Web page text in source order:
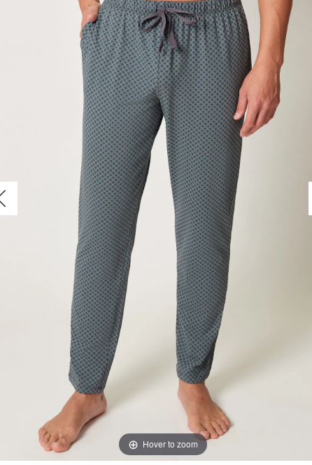
Hover to zoom